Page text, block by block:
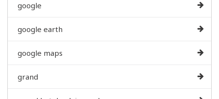
google
google earth
google maps
grand